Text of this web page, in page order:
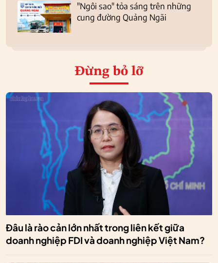
"Ngôi sao" tỏa sáng trên những
cung đường Quảng Ngãi
Đừng bỏ lỡ
Đâu là rào cản lớn nhất trong liên kết giữa
doanh nghiệp FDI và doanh nghiệp Việt Nam?